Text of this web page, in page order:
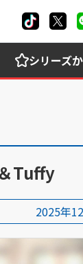
シリーズ
Tuffy
2025年